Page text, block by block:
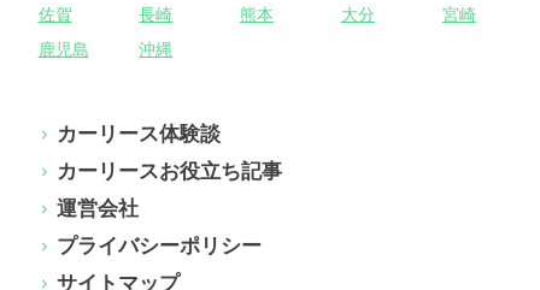
佐賀
長崎 熊本 大分
宮崎
鹿児島
沖縄
カーリース体験談
カーリースお役立ち記事
運営会社
プライバシーポリシー
サイトマップ